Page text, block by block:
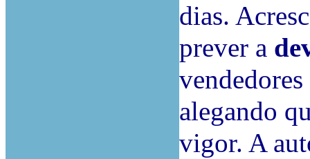
dias.
prever a
alegando
vigor. A